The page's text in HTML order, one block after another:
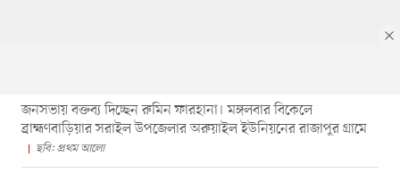
জনসভায় বক্তব্য দিচ্ছেন রুমিন ফারহানা। মঙ্গলবার বিকেলে
ব্রাহ্মণবাড়িয়ার সরাইল উপজেলার অরুয়াইল ইউনিয়নের রাজাপুর গ্রামে
ছবি: প্রথম আলো